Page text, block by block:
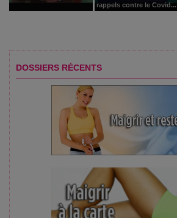
rappels contre le Covid...
DOSSIERS RÉCENTS